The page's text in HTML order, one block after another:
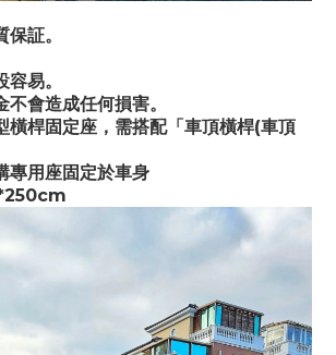
証。
易。
會造成任何損害。
桿固定座，需搭配「車頂橫桿(車頂
專用座固定於車身